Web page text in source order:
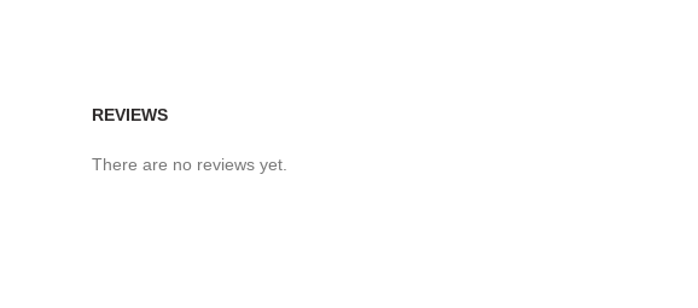
REVIEWS
There are no reviews yet.